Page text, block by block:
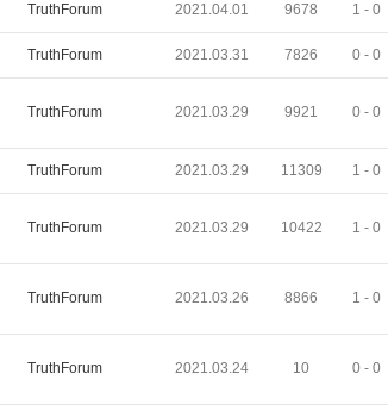
TruthForum 2021.04.01 9678 1 - 0
TruthForum 2021.03.31 7826 0 - 0
TruthForum 2021.03.29 9921 0 - 0
TruthForum 2021.03.29 11309 1 - 0
TruthForum 2021.03.29 10422 1 - 0
TruthForum 2021.03.26 8866 1 - 0
TruthForum 2021.03.24 10 0 - 0